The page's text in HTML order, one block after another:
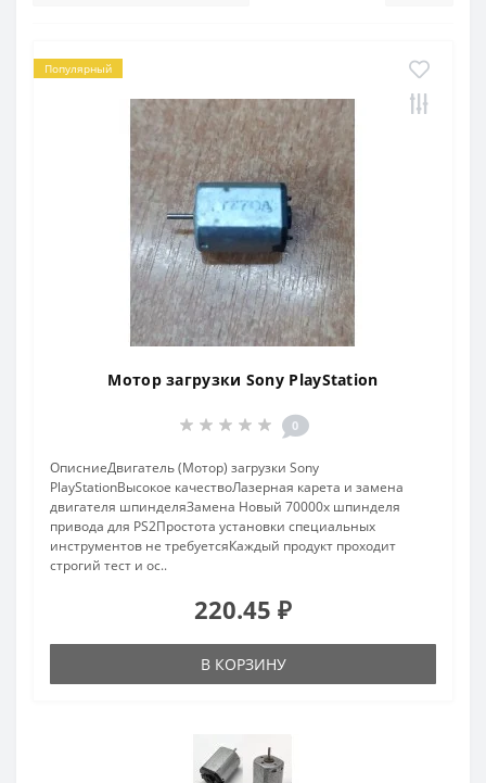
Популярный
Мотор загрузки Sony PlayStation
0
ОписниеДвигатель (Мотор) загрузки Sony
PlayStationВысокое качествоЛазерная карета и замена
двигателя шпинделяЗамена Новый 70000x шпинделя
привода для PS2Простота установки специальных
инструментов не требуетсяКаждый продукт проходит
строгий тест и ос..
220.45 ₽
В КОРЗИНУ